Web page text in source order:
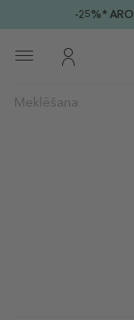
-25%*